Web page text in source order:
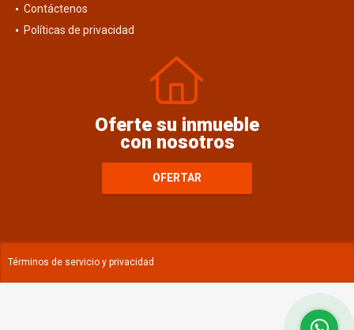
Nuestra Empresa
Contáctenos
Oferte su inmueble
con nosotros
OFERTAR
Términos de servicio y privacidad